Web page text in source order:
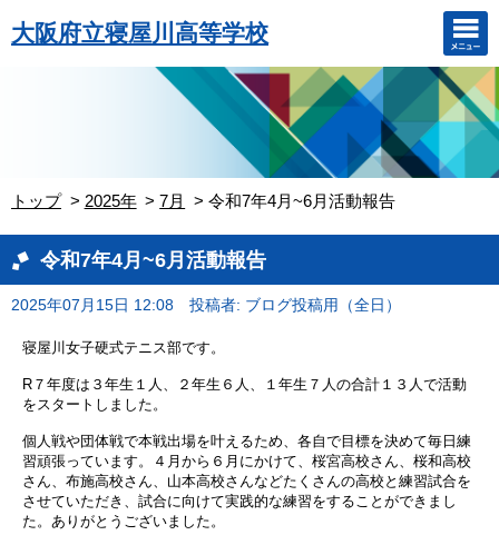
大阪府立寝屋川高等学校
トップ 2025年 7月 令和7年4月~6月活動報告
令和7年4月~6月活動報告
2025年07月15日 12:08 投稿者: ブログ投稿用（全日）
寝屋川女子硬式テニス部です。
R７年度は３年生１人、２年生６人、１年生７人の合計１３人で活動
をスタートしました。
個人戦や団体戦で本戦出場を叶えるため、各自で目標を決めて毎日練
習頑張っています。
４月から６月にかけて、桜宮高校さん、桜和高校
さん、布施高校さん、山本高校さんなどたくさんの高校と練習試合を
させていただき、試合に向けて実践的な練習をすることができまし
た。ありがとうございました。